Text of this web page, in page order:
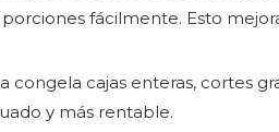
fácilmente. Esto
cajas enteras, cortes
y más rentable.